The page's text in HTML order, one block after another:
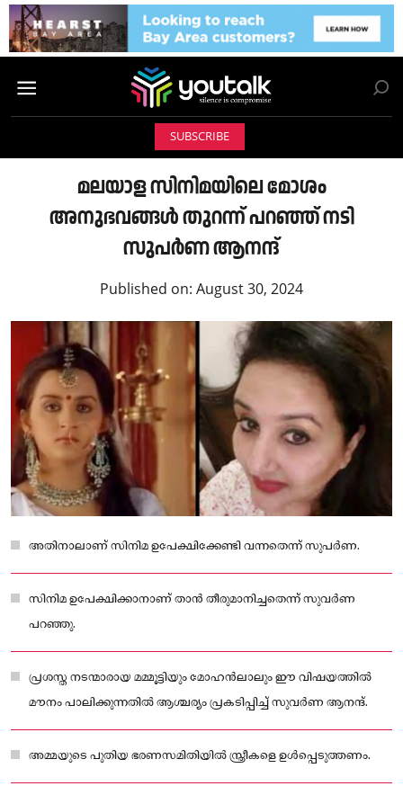
SUBSCRIBE
മലയാള സിനിമയിലെ മോശം
അനുഭവങ്ങൾ തുറന്ന് പറഞ്ഞ് നടി
സുപർണ ആനന്ദ്
Published on: August 30, 2024
അതിനാലാണ് സിനിമ ഉപേക്ഷിക്കേണ്ടി വന്നതെന്ന് സുപർണ.
സിനിമ ഉപേക്ഷിക്കാനാണ് താൻ തീരുമാനിച്ചതെന്ന് സുവർണ
പറഞ്ഞു.
പ്രശസ്ത നടന്മാരായ മമ്മൂട്ടിയും മോഹൻലാലും ഈ വിഷയത്തിൽ
മൗനം പാലിക്കുന്നതിൽ ആശ്ചര്യം പ്രകടിപ്പിച്ച് സുവർണ ആനന്ദ്.
അമ്മയുടെ പുതിയ ഭരണസമിതിയിൽ സ്ത്രീകളെ ഉൾപ്പെടുത്തണം.